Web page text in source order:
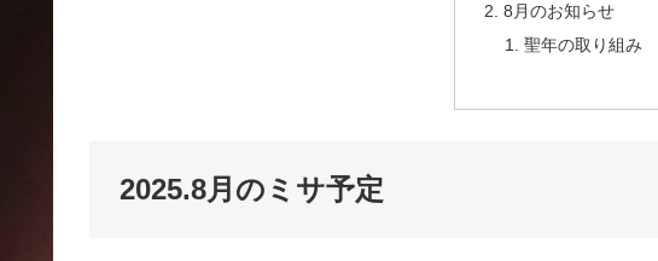
8月のお知らせ
聖年の取り組み
2025.8月のミサ予定